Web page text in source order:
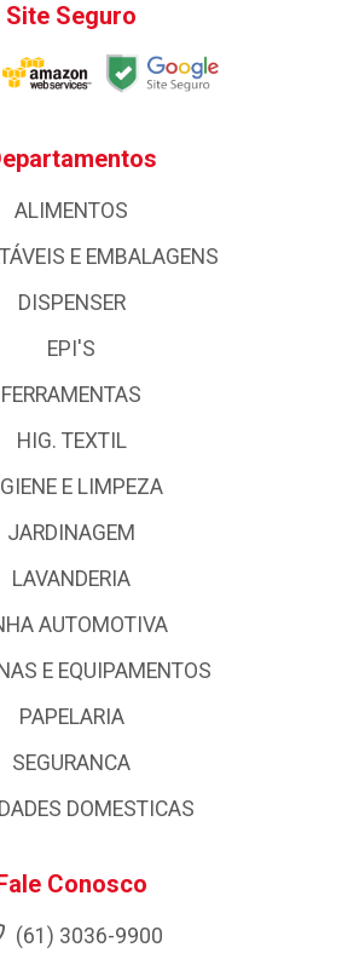
Site Seguro
ALIMENTOS
E EMBALAGENS
DISPENSER
EPI'S
FERRAMENTAS
HIG. TEXTIL
E LIMPEZA
JARDINAGEM
LAVANDERIA
AUTOMOTIVA
E EQUIPAMENTOS
PAPELARIA
SEGURANCA
DOMESTICAS
Conosco
(61) 3036-9900